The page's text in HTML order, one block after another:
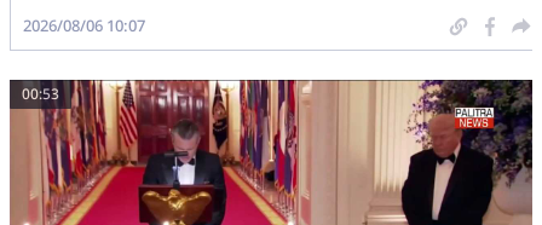
2026/08/06 10:07
00:53